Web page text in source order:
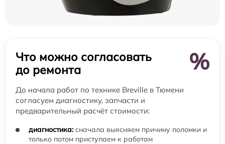
Что можно согласовать
до ремонта
%
До начала работ по технике Breville в Тюмени
согласуем диагностику, запчасти и
предварительный расчёт стоимости:
диагностика: сначала выясняем причину поломки и
только потом приступаем к работам